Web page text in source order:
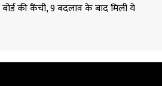
की कैंची, 9 बदलाव के बाद मिली ये